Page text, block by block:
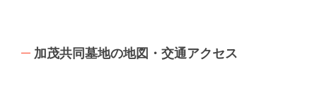
加茂共同墓地の地図・交通アクセス